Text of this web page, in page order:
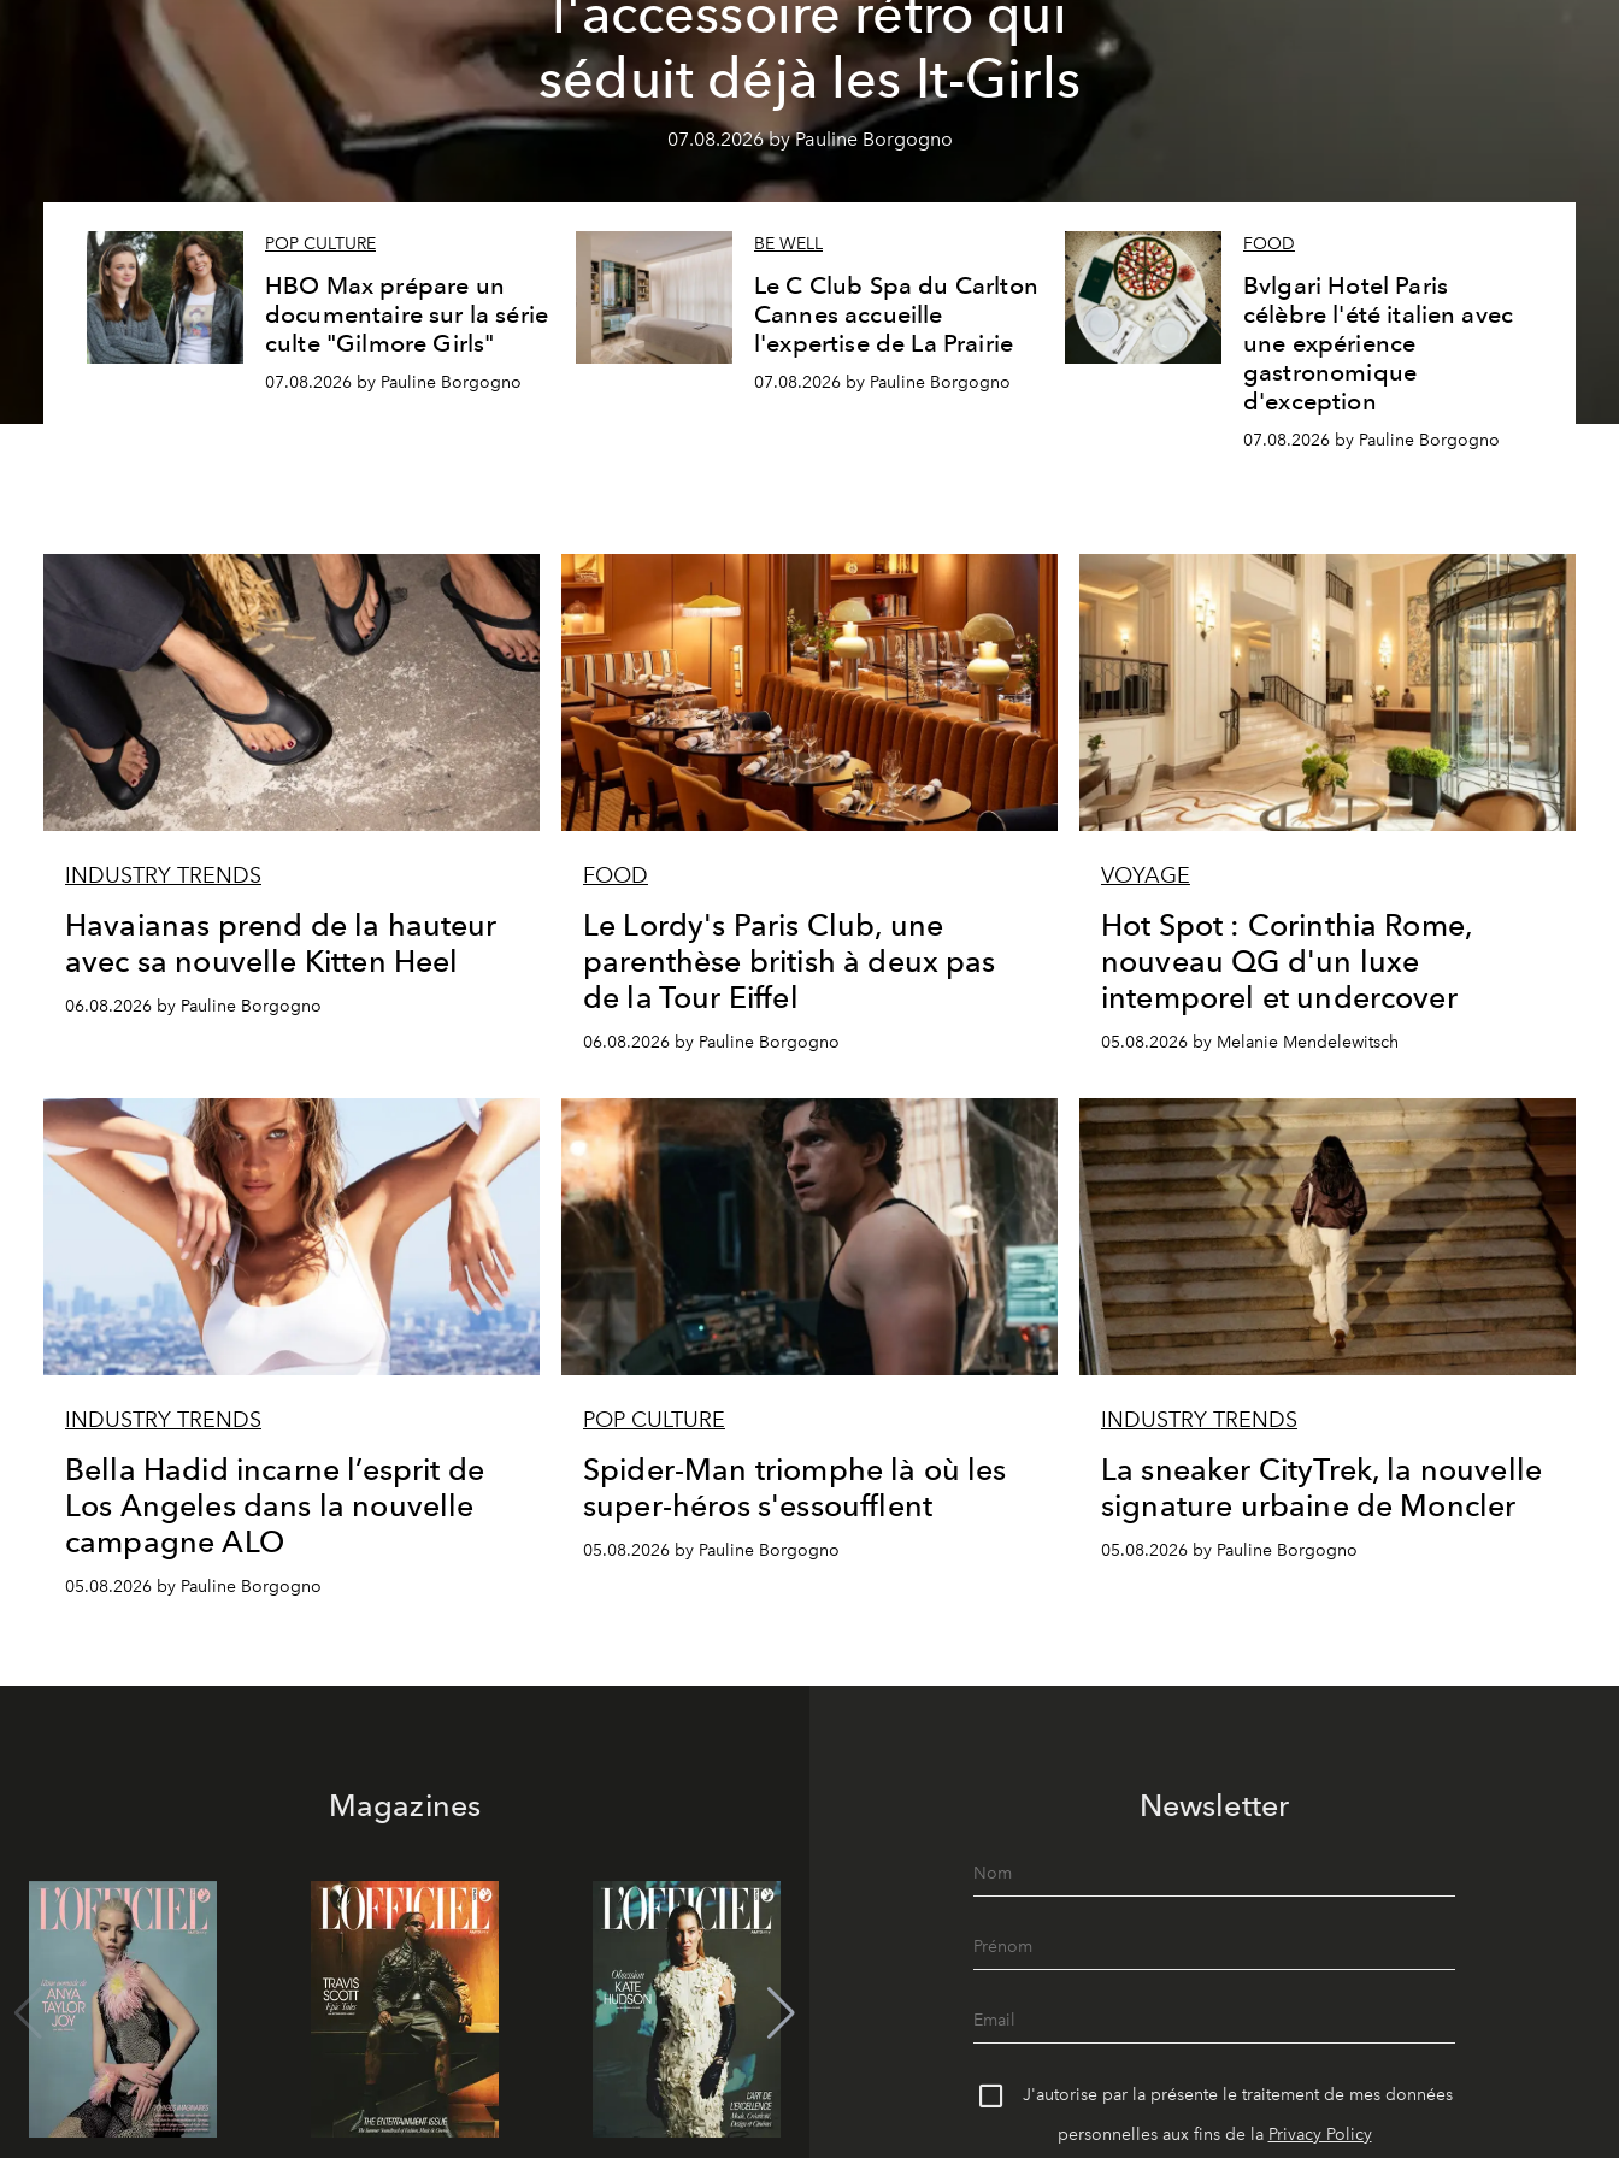
l'accessoire rétro qui
séduit déjà les It-Girls
07.08.2026 by Pauline Borgogno
POP CULTURE
HBO Max prépare un
documentaire sur la série
culte "Gilmore Girls"
07.08.2026 by Pauline Borgogno
BE WELL
Le C Club Spa du Carlton
Cannes accueille
l'expertise de La Prairie
07.08.2026 by Pauline Borgogno
FOOD
Bvlgari Hotel Paris
célèbre l'été italien avec
une expérience
gastronomique
d'exception
07.08.2026 by Pauline Borgogno
INDUSTRY TRENDS
Havaianas prend de la hauteur
avec sa nouvelle Kitten Heel
06.08.2026 by Pauline Borgogno
FOOD
Le Lordy's Paris Club, une
parenthèse british à deux pas
de la Tour Eiffel
06.08.2026 by Pauline Borgogno
VOYAGE
Hot Spot : Corinthia Rome,
nouveau QG d'un luxe
intemporel et undercover
05.08.2026 by Melanie Mendelewitsch
INDUSTRY TRENDS
Bella Hadid incarne l’esprit de
Los Angeles dans la nouvelle
campagne ALO
05.08.2026 by Pauline Borgogno
POP CULTURE
Spider-Man triomphe là où les
super-héros s'essoufflent
05.08.2026 by Pauline Borgogno
INDUSTRY TRENDS
La sneaker CityTrek, la nouvelle
signature urbaine de Moncler
05.08.2026 by Pauline Borgogno
Magazines Newsletter
J'autorise par la présente le traitement de mes données
personnelles aux fins de la Privacy Policy